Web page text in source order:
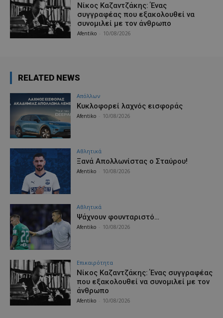
Νίκος Καζαντζάκης: Ένας
συγγραφέας που εξακολουθεί να
συνομιλεί με τον άνθρωπο
Afentiko 10/08/2026
RELATED NEWS
Απόλλων
Κυκλοφορεί λαχνός εισφοράς
Afentiko 10/08/2026
Αθλητικά
Ξανά Απολλωνίστας ο Σταύρου!
Afentiko 10/08/2026
Αθλητικά
Ψάχνουν φουνταριστό…
Afentiko 10/08/2026
Επικαιρότητα
Νίκος Καζαντζάκης: Ένας συγγραφέας
που εξακολουθεί να συνομιλεί με τον
άνθρωπο
Afentiko 10/08/2026